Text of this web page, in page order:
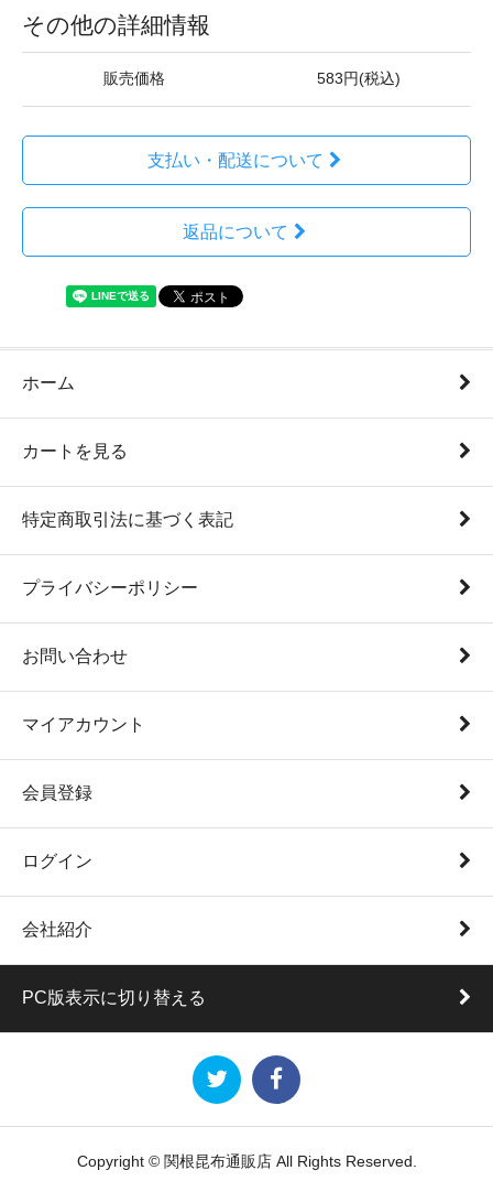
その他の詳細情報
販売価格 583円(税込)
支払い・配送について
返品について
ホーム
カートを見る
特定商取引法に基づく表記
プライバシーポリシー
お問い合わせ
マイアカウント
会員登録
ログイン
会社紹介
PC版表示に切り替える
Copyright © 関根昆布通販店 All Rights Reserved.